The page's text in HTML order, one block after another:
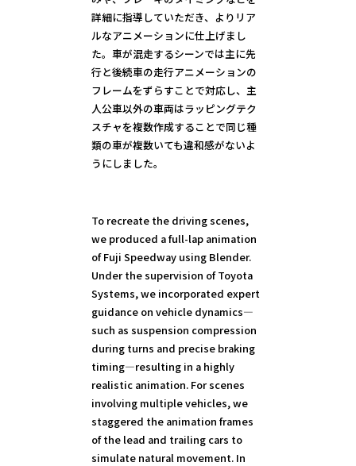
詳細に指導していただき、よりリア
ルなアニメーションに仕上げまし
た。車が混走するシーンでは主に先
行と後続車の走行アニメーションの
フレームをずらすことで対応し、主
人公車以外の車両はラッピングテク
スチャを複数作成することで同じ種
類の車が複数いても違和感がないよ
うにしました。
To recreate the driving scenes,
we produced a full-lap animation
of Fuji Speedway using Blender.
Under the supervision of Toyota
Systems, we incorporated expert
guidance on vehicle dynamics—
such as suspension compression
during turns and precise braking
timing—resulting in a highly
realistic animation. For scenes
involving multiple vehicles, we
staggered the animation frames
of the lead and trailing cars to
simulate natural movement. In